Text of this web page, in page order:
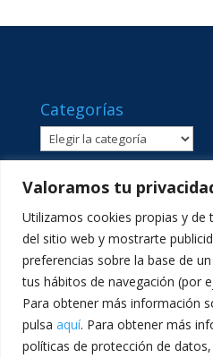
Valoramos tu
Utilizamos cookies propias y de
del sitio web y mostrarte
preferencias sobre la base de
tus hábitos de navegación (por
Para obtener más información
pulsa aquí. Para obtener más
políticas de protección de
Categorías
Categorías
C/ Sant Lluís Beltrán, 8 ·